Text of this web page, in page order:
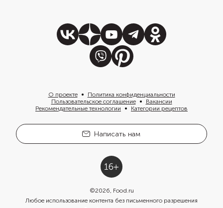
О проекте
Политика конфиденциальности
Пользовательское соглашение
Вакансии
Рекомендательные технологии
Категории рецептов
Написать нам
©2026, Food.ru
Любое использование контента без письменного разрешения